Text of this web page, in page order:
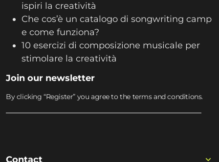
ispiri la creatività
Che cos’è un catalogo di songwriting camp
e come funziona?
10 esercizi di composizione musicale per
stimolare la creatività
Join our newsletter
By clicking “Register” you agree to the terms and conditions.
Contact